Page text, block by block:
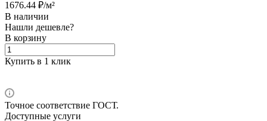
1676.44 ₽/м²
В наличии
Нашли дешевле?
В корзину
Купить в 1 клик
Точное соответствие ГОСТ.
Доступные услуги